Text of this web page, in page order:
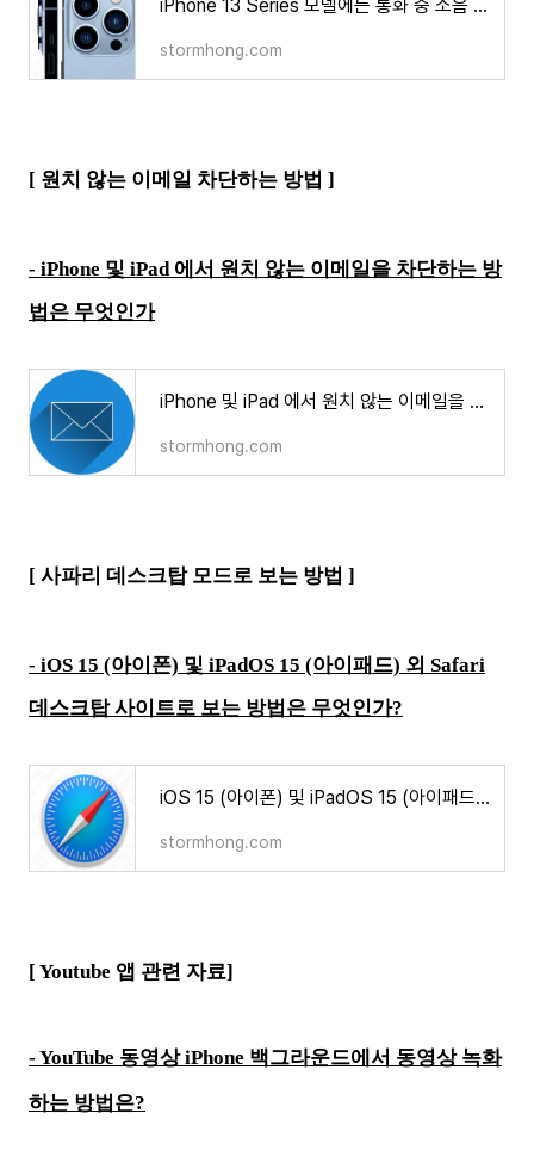
iPhone 13 Series 모델에는 통화 중 소음 차단 기능 옵션이 없다?
stormhong.com
[ 원치 않는 이메일 차단하는 방법 ]
- iPhone 및 iPad 에서 원치 않는 이메일을 차단하는 방
법은 무엇인가
iPhone 및 iPad 에서 원치 않는 이메일을 차단하는 방법은 무엇인가
stormhong.com
[ 사파리 데스크탑 모드로 보는 방법 ]
- iOS 15 (아이폰) 및 iPadOS 15 (아이패드) 외 Safari
데스크탑 사이트로 보는 방법은 무엇인가?
iOS 15 (아이폰) 및 iPadOS 15 (아이패드) 외 Safari 데스크탑 사이트로 보는 방법은 무엇인가?
stormhong.com
[ Youtube 앱 관련 자료]
- YouTube 동영상 iPhone 백그라운드에서 동영상 녹화
하는 방법은?